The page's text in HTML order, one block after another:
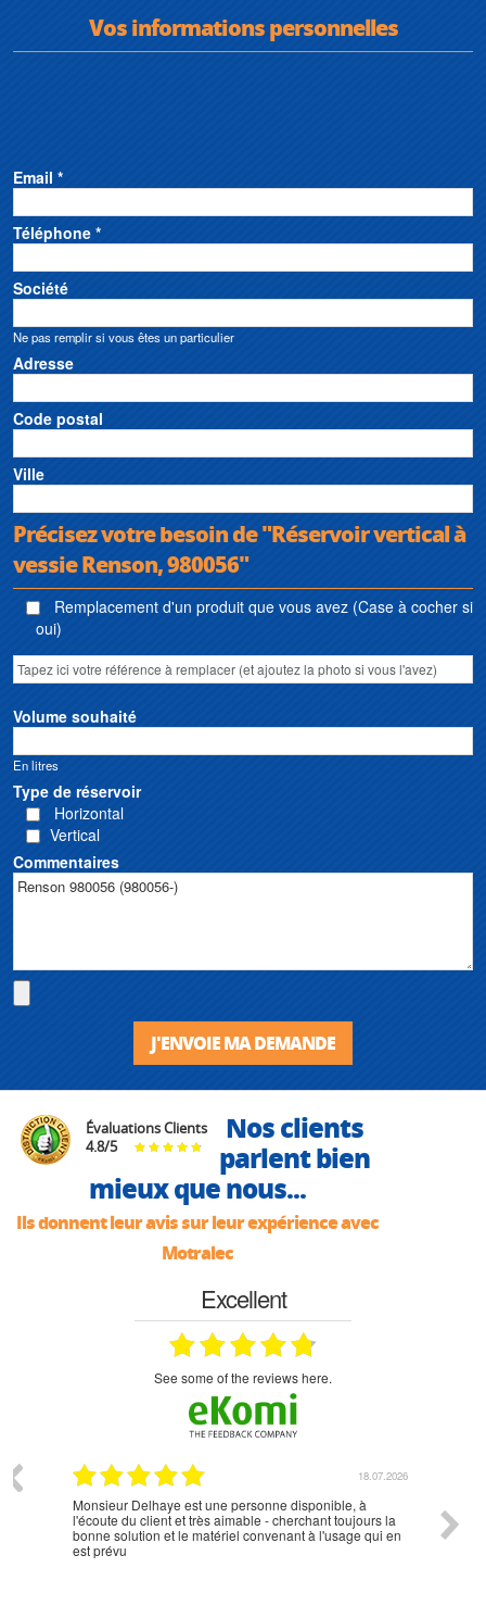
Vos informations personnelles
Email *
Téléphone *
Société
Ne pas remplir si vous êtes un particulier
Adresse
Code postal
Ville
Précisez votre besoin de "Réservoir vertical à
vessie Renson, 980056"
Remplacement d'un produit que vous avez (Case à cocher si
oui)
Volume souhaité
En litres
Type de réservoir
Horizontal
Vertical
Commentaires
J'ENVOIE MA DEMANDE
Évaluations Clients
4.8/5
Nos clients
parlent bien
mieux que nous...
Ils donnent leur avis sur leur expérience avec
Motralec
Excellent
see some of the reviews here.
18.07.2026
Monsieur Delhaye est une personne disponible, à
l'écoute du client et très aimable - cherchant toujours la
bonne solution et le matériel convenant à l'usage qui en
est prévu